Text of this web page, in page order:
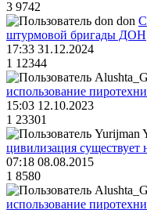
3 9742
don С
штурмовой бригады ДОН
17:33 31.12.2024
1 12344
использование
15:03 12.10.2023
1 23301
цивилизация существует
07:18 08.08.2015
1 8580
использование